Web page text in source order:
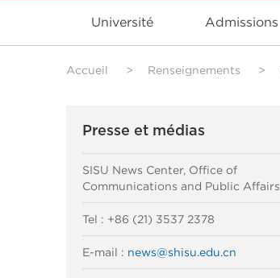
Université Admissions
Accueil > Renseignements >
Presse et médias
SISU News Center, Office of
Communications and Public Affairs
Tel : +86 (21) 3537 2378
E-mail : news@shisu.edu.cn